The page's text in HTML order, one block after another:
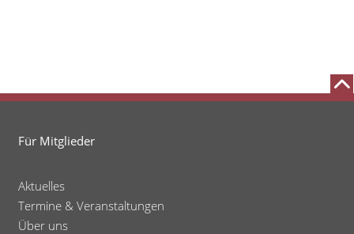
Für Mitglieder
Aktuelles
Termine & Veranstaltungen
Über uns